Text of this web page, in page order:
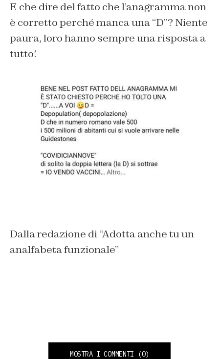
E che dire del fatto che l’anagramma non
è corretto perché manca una “D”? Niente
paura, loro hanno sempre una risposta a
tutto!
Dalla redazione di “Adotta anche tu un
analfabeta funzionale”
MOSTRA I COMMENTI (0)